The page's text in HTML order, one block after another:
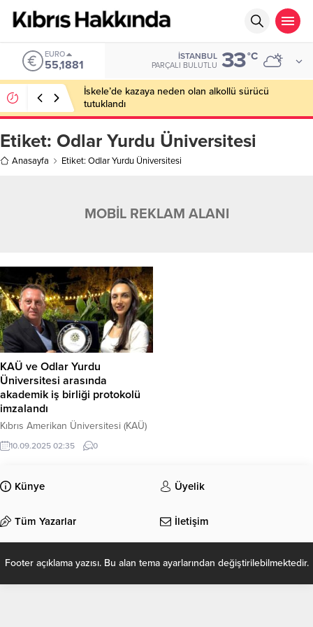
EURO
55,1881
İSTANBUL
PARÇALI BULUTLU 33°C
İskele’de kazaya neden olan alkollü sürücü
tutuklandı
Etiket: Odlar Yurdu Üniversitesi
Anasayfa Etiket: Odlar Yurdu Üniversitesi
MOBİL REKLAM ALANI
KAÜ ve Odlar Yurdu
Üniversitesi arasında
akademik iş birliği protokolü
imzalandı
Kıbrıs Amerikan Üniversitesi (KAÜ)
ile Azerbaycan’ın köklü
yükseköğretim kurumlarından biri
30’dan fazla lisans ve lisansüstü
programı ile binlerce öğrenciye
Üniversitesi arasında akademik ve
10.09.2025 02:35 0
Künye Üyelik
Tüm Yazarlar İletişim
Footer açıklama yazısı. Bu alan tema ayarlarından değiştirilebilmektedir.